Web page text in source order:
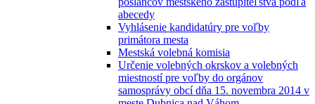
abecedy
Vyhlásenie kandidatúry pre voľby
primátora mesta
Mestská volebná komisia
Určenie volebných okrskov a volebných
miestností pre voľby do orgánov
samosprávy obcí dňa 15. novembra 2014 v